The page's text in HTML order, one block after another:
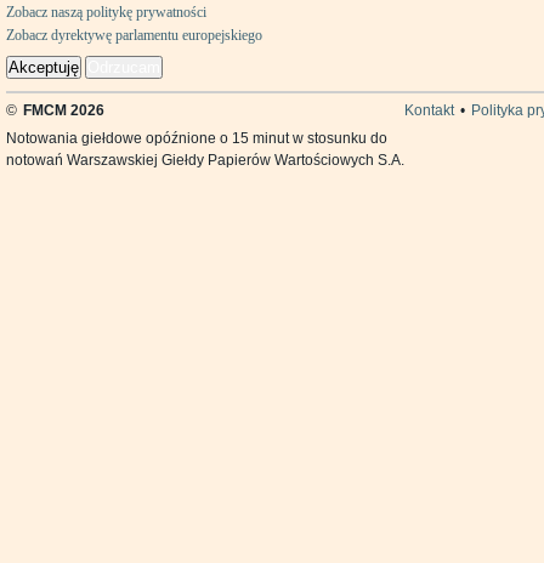
Zobacz naszą politykę prywatności
Zobacz dyrektywę parlamentu europejskiego
Akceptuję
© FMCM 2026 Kontakt • Polityka
Notowania giełdowe opóźnione o 15 minut w stosunku do
notowań Warszawskiej Giełdy Papierów Wartościowych S.A.